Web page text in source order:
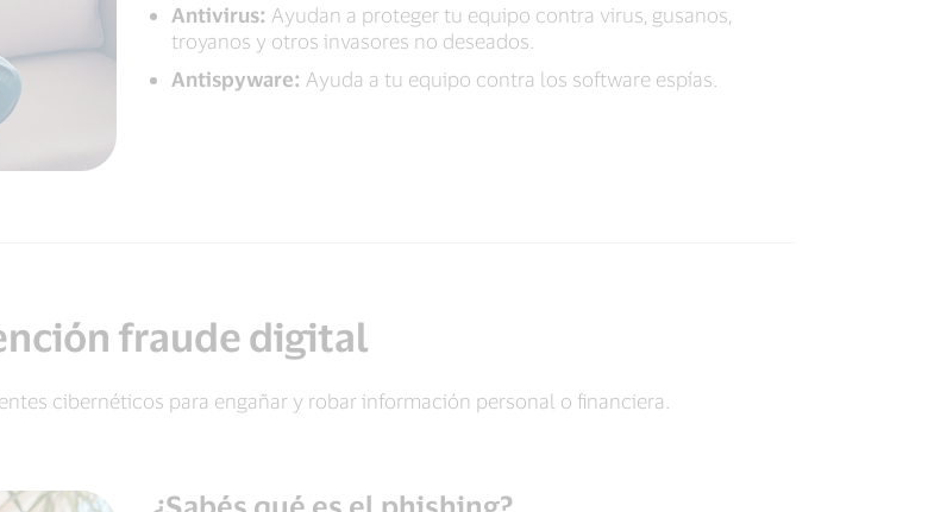
Antivirus: Ayudan a proteger tu equipo contra virus, gusanos,
troyanos y otros invasores no deseados.
Antispyware: Ayuda a tu equipo contra los software espías.
fraude digital
cibernéticos para engañar y robar información personal o financiera.